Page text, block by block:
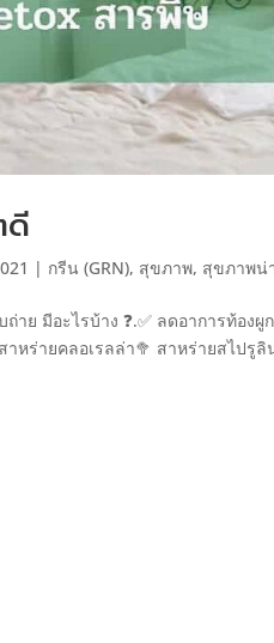
ดี
| กรีน (GRN), สุขภาพ, สุขภาพน่
าย มีอะไรบ้าง ❓.✅ ลดอาการท้อ
าหร่ายคลอเรลล่า🥦 สาหร่ายสไป